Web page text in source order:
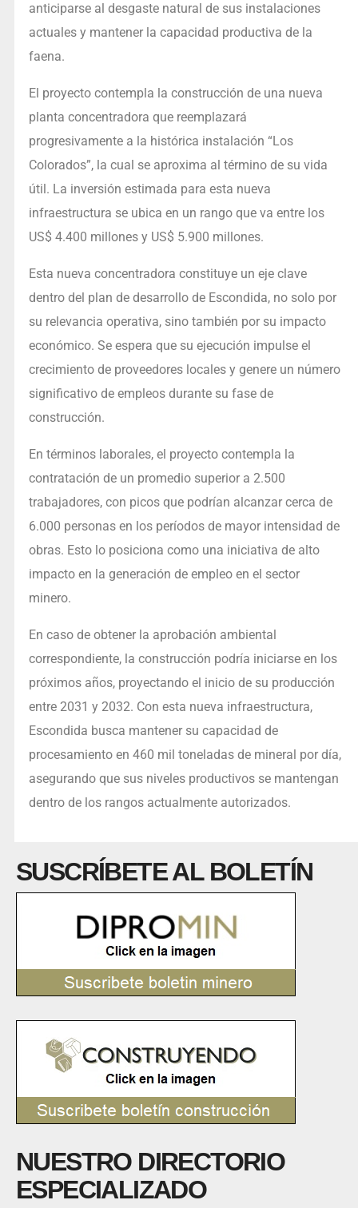
anticiparse al desgaste natural de sus instalaciones
actuales y mantener la capacidad productiva de la
faena.
El proyecto contempla la construcción de una nueva
planta concentradora que reemplazará
progresivamente a la histórica instalación “Los
Colorados”, la cual se aproxima al término de su vida
útil. La inversión estimada para esta nueva
infraestructura se ubica en un rango que va entre los
US$ 4.400 millones y US$ 5.900 millones.
Esta nueva concentradora constituye un eje clave
dentro del plan de desarrollo de Escondida, no solo por
su relevancia operativa, sino también por su impacto
económico. Se espera que su ejecución impulse el
crecimiento de proveedores locales y genere un número
significativo de empleos durante su fase de
construcción.
En términos laborales, el proyecto contempla la
contratación de un promedio superior a 2.500
trabajadores, con picos que podrían alcanzar cerca de
6.000 personas en los períodos de mayor intensidad de
obras. Esto lo posiciona como una iniciativa de alto
impacto en la generación de empleo en el sector
minero.
En caso de obtener la aprobación ambiental
correspondiente, la construcción podría iniciarse en los
próximos años, proyectando el inicio de su producción
entre 2031 y 2032. Con esta nueva infraestructura,
Escondida busca mantener su capacidad de
procesamiento en 460 mil toneladas de mineral por día,
asegurando que sus niveles productivos se mantengan
dentro de los rangos actualmente autorizados.
SUSCRÍBETE AL BOLETÍN
NUESTRO DIRECTORIO
ESPECIALIZADO